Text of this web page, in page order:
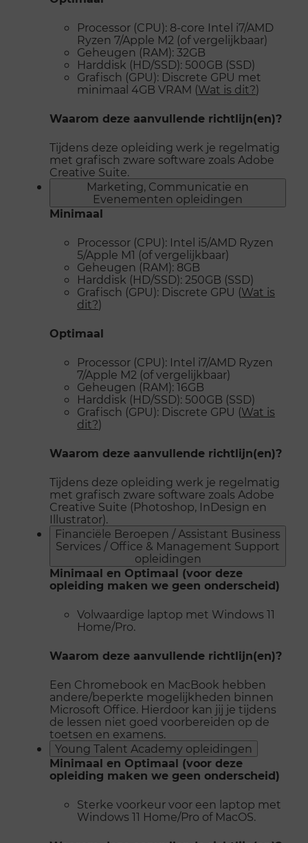
Processor (CPU): 8-core Intel i7/AMD
Ryzen 7/Apple M2 (of vergelijkbaar)
Geheugen (RAM): 32GB
Harddisk (HD/SSD): 500GB (SSD)
Grafisch (GPU): Discrete GPU met
minimaal 4GB VRAM (Wat is dit?)
Waarom deze aanvullende richtlijn(en)?
Tijdens deze opleiding werk je regelmatig
met grafisch zware software zoals Adobe
Creative Suite.
Marketing, Communicatie en
Evenementen opleidingen
Minimaal
Processor (CPU): Intel i5/AMD Ryzen
5/Apple M1 (of vergelijkbaar)
Geheugen (RAM): 8GB
Harddisk (HD/SSD): 250GB (SSD)
Grafisch (GPU): Discrete GPU (Wat is
dit?)
Optimaal
Processor (CPU): Intel i7/AMD Ryzen
7/Apple M2 (of vergelijkbaar)
Geheugen (RAM): 16GB
Harddisk (HD/SSD): 500GB (SSD)
Grafisch (GPU): Discrete GPU (Wat is
dit?)
Waarom deze aanvullende richtlijn(en)?
Tijdens deze opleiding werk je regelmatig
met grafisch zware software zoals Adobe
Creative Suite (Photoshop, InDesign en
Illustrator).
Financiële Beroepen / Assistant Business
Services / Office & Management Support
opleidingen
Minimaal en Optimaal (voor deze
opleiding maken we geen onderscheid)
Volwaardige laptop met Windows 11
Home/Pro.
Waarom deze aanvullende richtlijn(en)?
Een Chromebook en MacBook hebben
andere/beperkte mogelijkheden binnen
Microsoft Office. Hierdoor kan jij je tijdens
de lessen niet goed voorbereiden op de
toetsen en examens.
Young Talent Academy opleidingen
Minimaal en Optimaal (voor deze
opleiding maken we geen onderscheid)
Sterke voorkeur voor een laptop met
Windows 11 Home/Pro of MacOS.